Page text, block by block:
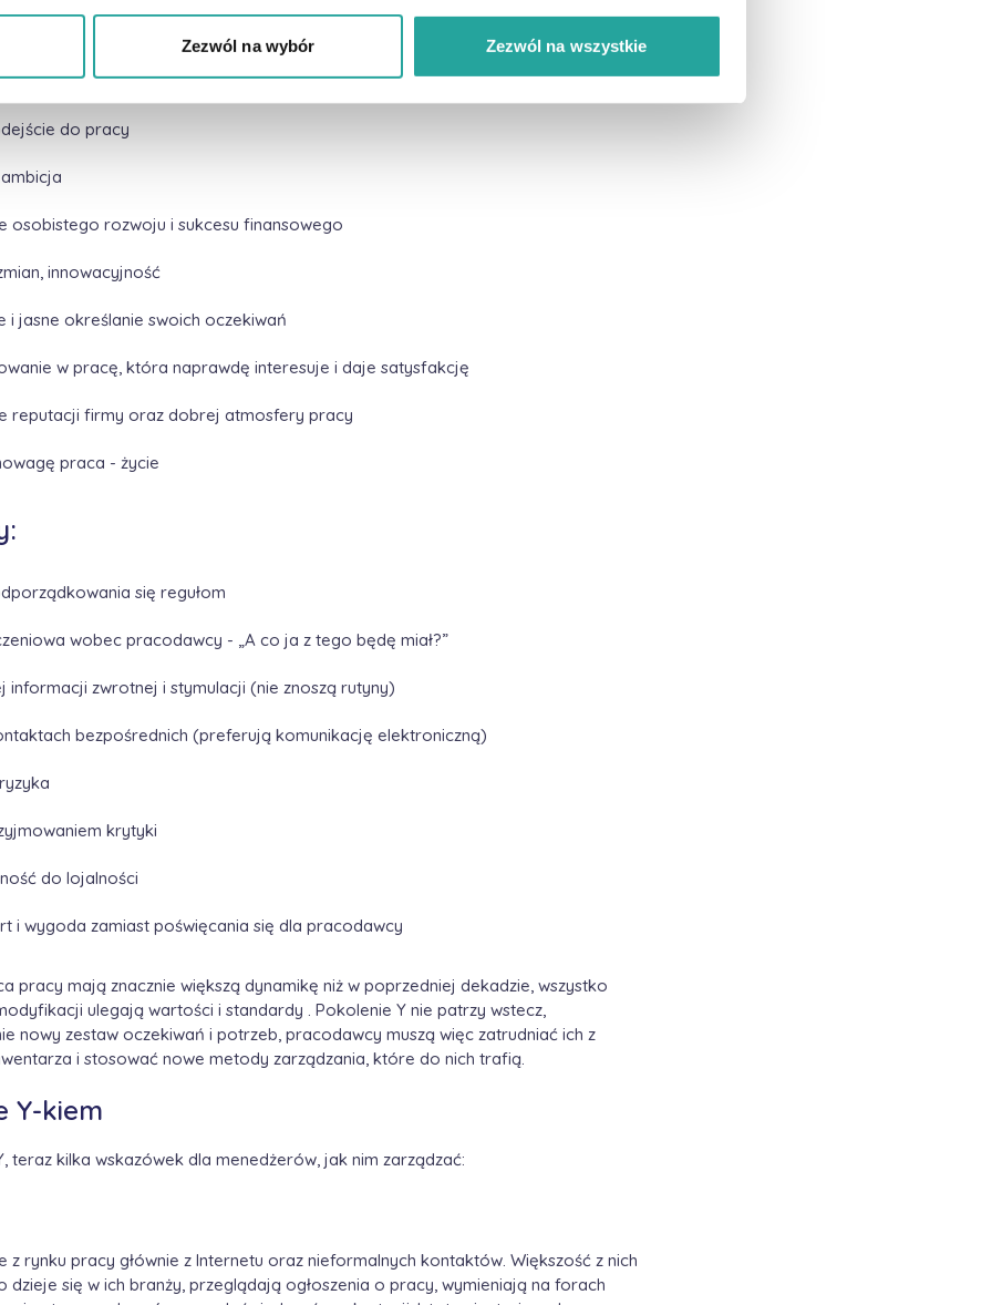
Zezwól na wybór Zezwól na wszystkie
technologii ICT
do pracy
osobistego rozwoju i sukcesu finansowego
innowacyjność
i jasne określanie swoich oczekiwań
w pracę, która naprawdę interesuje i daje satysfakcję
reputacji firmy oraz dobrej atmosfery pracy
praca - życie
się regułom
wobec pracodawcy - „A co ja z tego będę miał?”
informacji zwrotnej i stymulacji (nie znoszą rutyny)
bezpośrednich (preferują komunikację elektroniczną)
krytyki
do lojalności
i wygoda zamiast poświęcania się dla pracodawcy
pracy mają znacznie większą dynamikę niż w poprzedniej dekadzie, wszystko
ulegają wartości i standardy . Pokolenie Y nie patrzy wstecz,
nowy zestaw oczekiwań i potrzeb, pracodawcy muszą więc zatrudniać ich z
i stosować nowe metody zarządzania, które do nich trafią.
Y-kiem
teraz kilka wskazówek dla menedżerów, jak nim zarządzać:
z rynku pracy głównie z Internetu oraz nieformalnych kontaktów. Większość z nich
dzieje się w ich branży, przeglądają ogłoszenia o pracy, wymieniają na forach